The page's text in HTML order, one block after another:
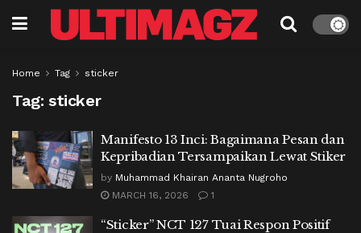
Home Tag sticker
Tag: sticker
Manifesto 13 Inci: Bagaimana Pesan dan
Kepribadian Tersampaikan Lewat Stiker
by Muhammad Khairan Ananta Nugroho
MARCH 16, 2026
1
“Sticker” NCT 127 Tuai Respon Positif